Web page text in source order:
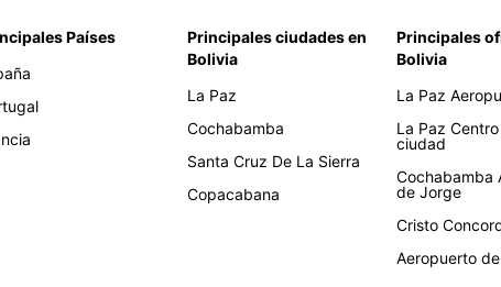
Países
Principales ciudades en
Bolivia
La Paz
Cochabamba
Santa Cruz De La Sierra
Copacabana
Principales
Bolivia
La Paz
La Paz
ciudad
Cochabamba
de Jorge
Cristo
Aeropuerto